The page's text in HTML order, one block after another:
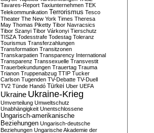
Tavares-Report Taxiunternehmen TEK
Telekommunikation Terrorismus Tesco
Theater The New York Times Theresa
May Thomas Piketty Tibor Navracsics
Tibor Szanyi Tibor Várkonyi Tierschutz
TISZA Todesstrafe Todestag Toleranz
Tourismus Transferzahlungen
Transformation Transitzonen
Transkarpatien Transparency International
Transparenz Transsexuelle Transvestit
Trauerbekundungen Trauertag Trauma
Trianon Truppenabzug TTIP Tucker
Carlson Tugenden TV-Debatte TV-Duell
TV2 Tünde Handó Türkei Uber UEFA
Ukraine Ukraine-Krieg
Umverteilung Umweltschutz
Unabhängigkeit Unentschlossene
Ungarisch-amerikanische
Beziehungen Ungarisch-deutsche
Beziehungen Ungarische Akademie der